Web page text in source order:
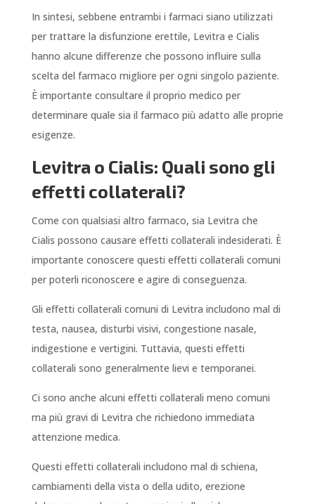
In sintesi, sebbene entrambi i farmaci siano utilizzati
per trattare la disfunzione erettile, Levitra e Cialis
hanno alcune differenze che possono influire sulla
scelta del farmaco migliore per ogni singolo paziente.
È importante consultare il proprio medico per
determinare quale sia il farmaco più adatto alle proprie
esigenze.
Levitra o Cialis: Quali sono gli
effetti collaterali?
Come con qualsiasi altro farmaco, sia Levitra che
Cialis possono causare effetti collaterali indesiderati. È
importante conoscere questi effetti collaterali comuni
per poterli riconoscere e agire di conseguenza.
Gli effetti collaterali comuni di Levitra includono mal di
testa, nausea, disturbi visivi, congestione nasale,
indigestione e vertigini. Tuttavia, questi effetti
collaterali sono generalmente lievi e temporanei.
Ci sono anche alcuni effetti collaterali meno comuni
ma più gravi di Levitra che richiedono immediata
attenzione medica.
Questi effetti collaterali includono mal di schiena,
cambiamenti della vista o della udito, erezione